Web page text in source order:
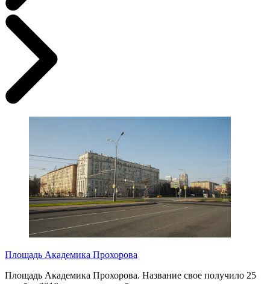
Площадь Академика Прохорова
Площадь Академика Прохорова. Название свое получило 25